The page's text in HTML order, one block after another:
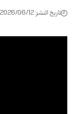
تاريخ النشر: 2026/06/12 3:15 مساءً